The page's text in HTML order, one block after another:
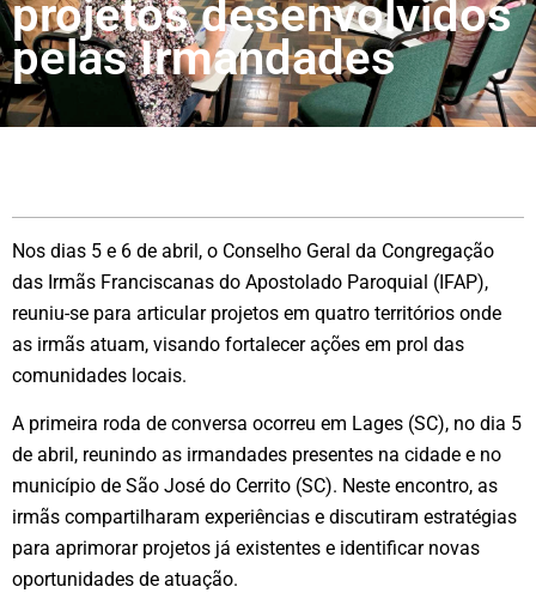
projetos desenvolvidos
pelas Irmandades
Nos dias 5 e 6 de abril, o Conselho Geral da Congregação
das Irmãs Franciscanas do Apostolado Paroquial (IFAP),
reuniu-se para articular projetos em quatro territórios onde
as irmãs atuam, visando fortalecer ações em prol das
comunidades locais.
A primeira roda de conversa ocorreu em Lages (SC), no dia 5
de abril, reunindo as irmandades presentes na cidade e no
município de São José do Cerrito (SC). Neste encontro, as
irmãs compartilharam experiências e discutiram estratégias
para aprimorar projetos já existentes e identificar novas
oportunidades de atuação.